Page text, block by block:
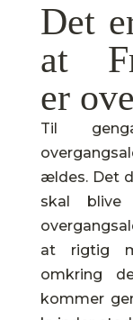
Det
at
er
Til
ældes. Det
skal blive
at rigtig
omkring
kommer